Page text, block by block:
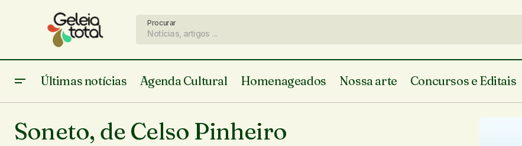
Procurar
Últimas notícias Agenda Cultural Homenageados Nossa arte Concursos e Editais
Poesia de Cami Rabêlo
Soneto, de Celso Pinheiro